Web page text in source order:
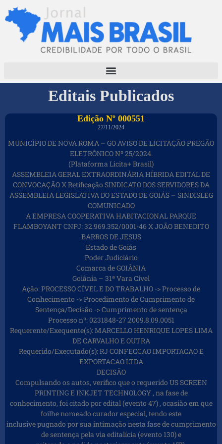
Editais Publicados
Edição Nº 000551
27/11/2024
MUNICÍPIO DE NOVA ROMA – GO AVISO DE LICITAÇÃO PREGÃO
ELETRÔNICO Nº 25/2024.
(Plataforma Licita+ Brasil)
ASSEMBLEIA GERAL EXTRAORDINÁRIA HÍBRIDA EDITAL DE
CONVOCAÇÃO X Retificação SINDICATO DOS SERVIDORES DA
ASSEMBLEIA LEGISLATIVA DO ESTADO DE GOIÁS – SINDISLEG
COMUNICADO
A EMPRESA COOPERATIVA HABITACIONAL PARQUE
FLAMBOYANT CNPJ: 32.969.352/0001-46 X JOÃO BENEDITO
BARROS DE JESUS
Estado de Goiás
Poder Judiciário
Comarca de GOIÂNIA
Goiânia – 31ª Vara Cível
Ação: PROCESSO CÍVEL E DO TRABALHO -> Processo de
Conhecimento -> Procedimento de Cumprimento de
Sentença/Decisão -> Cumprimento de sentença
Processo nº: 0231848-27.2009.8.09.0051
Requerente/Exequente(s): MARCELLO HENRIQUE LOPES LIMA
DE CARVALHO E OUTRA
Requerido/Executado(s): RJ CONFECCAO IMPORTACAO E
EXPORTACAO LTDA
DECISÃO
Compulsando os autos, verifico que o requerido US SCREEN
PRINTING E INKJET TECHNOLOGY , na fase de
conhecimento, foi citado por edital (evento 47) , ocasião em que
foilhe nomeado curador especial, tendo este
inclusive pugnado por sua intimação nesta fase de cumprimento
de sentença pela via editalícia (evento 130) e